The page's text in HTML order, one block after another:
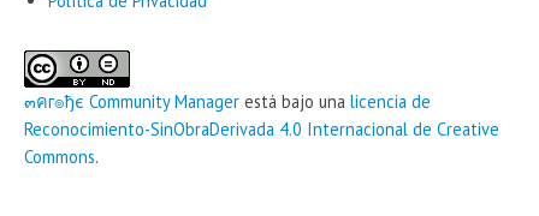
๓คг๏ђє‏ Community Manager está bajo una licencia de
Reconocimiento-SinObraDerivada 4.0 Internacional de Creative
Commons.